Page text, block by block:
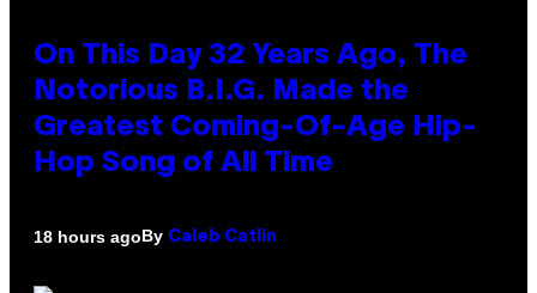
On This Day 32 Years Ago, The
Notorious B.I.G. Made the
Greatest Coming-Of-Age Hip-
Hop Song of All Time
18 hours agoBy Caleb Catlin